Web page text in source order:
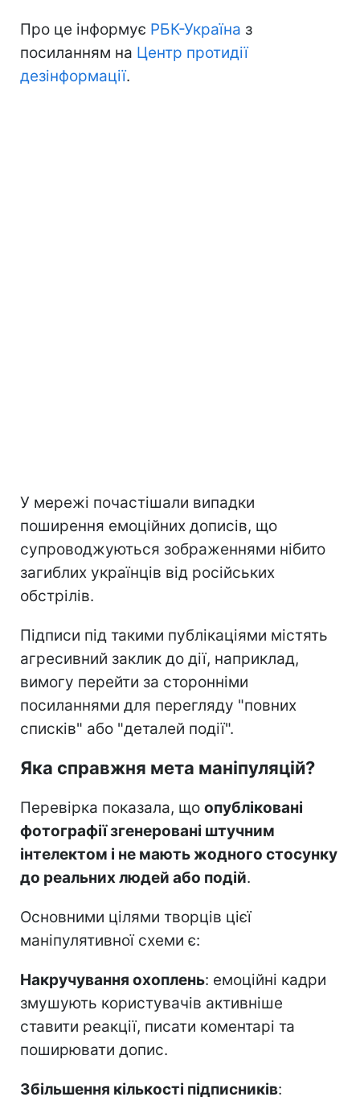
Про це інформує РБК-Україна з
посиланням на Центр протидії
дезінформації.
У мережі почастішали випадки
поширення емоційних дописів, що
супроводжуються зображеннями нібито
загиблих українців від російських
обстрілів.
Підписи під такими публікаціями містять
агресивний заклик до дії, наприклад,
вимогу перейти за сторонніми
посиланнями для перегляду "повних
списків" або "деталей події".
Яка справжня мета маніпуляцій?
Перевірка показала, що опубліковані
фотографії згенеровані штучним
інтелектом і не мають жодного стосунку
до реальних людей або подій.
Основними цілями творців цієї
маніпулятивної схеми є:
Накручування охоплень: емоційні кадри
змушують користувачів активніше
ставити реакції, писати коментарі та
поширювати допис.
Збільшення кількості підписників: